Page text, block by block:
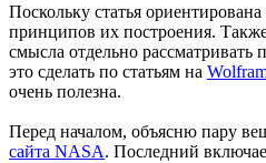
Поскольку статья
принципов их построения.
смысла отдельно
это сделать по статьям на
очень полезна.
Перед началом, объясню пару
сайта NASA. Последний